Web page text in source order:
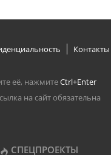
Контакты
её, нажмитеCtrl+Enter
на сайт обязательна
СПЕЦПРОЕКТЫ